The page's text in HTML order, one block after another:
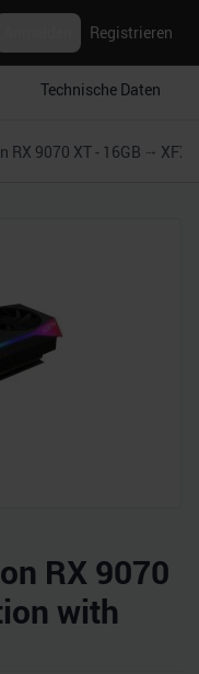
Registrieren
Technische Daten
RX 9070 XT - 16GB XFX
RX 9070
with